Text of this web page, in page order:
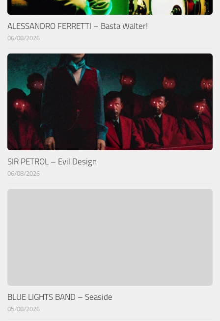
ALESSANDRO FERRETTI – Basta Walter!
06/08/2026
SIR PETROL – Evil Design
06/08/2026
BLUE LIGHTS BAND – Seaside
05/08/2026